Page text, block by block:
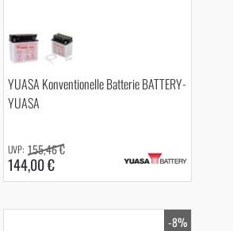
YUASA Konventionelle Batterie BATTERY-
YUASA
144,00 €
155,46 €
-8%